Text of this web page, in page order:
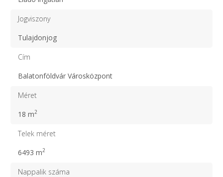
Jogviszony
Tulajdonjog
Cím
Balatonföldvár Városközpont
Méret
18 m2
Telek méret
6493 m2
Nappalik száma